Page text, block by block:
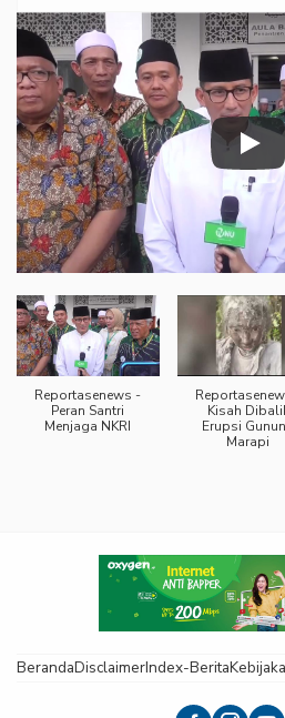
Reportasenews -
Peran Santri
Menjaga NKRI
Kisah
Erupsi
Marapi
BerandaDisclaimerIndex-Berita